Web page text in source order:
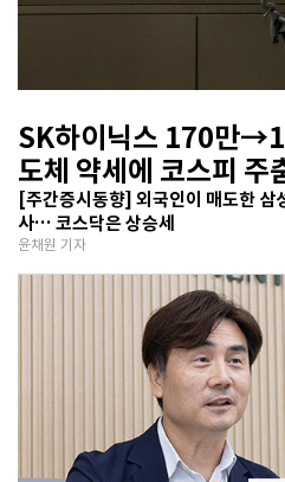
SK하이닉스 170만
도체 약세에 코스피 주
[주간증시동향] 외국인이 매도한 삼
사… 코스닥은 상승세
윤채원 기자